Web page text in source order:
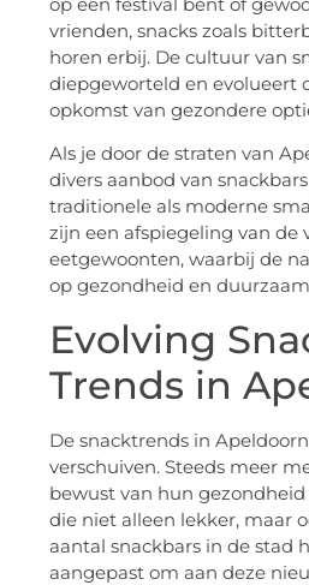
vrienden, snacks zoals
horen erbij. De cultuur van
diepgeworteld en evolueert
opkomst van gezondere
Als je door de straten van
divers aanbod van
traditionele als moderne
zijn een afspiegeling van de
eetgewoonten, waarbij de
op gezondheid en
Evolving
Trends in
De snacktrends in
verschuiven. Steeds meer
bewust van hun
die niet alleen lekker, maar
aantal snackbars in de stad
aangepast om aan deze